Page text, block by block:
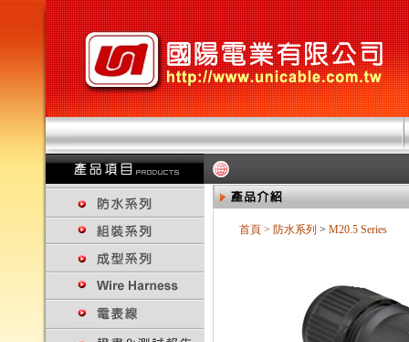
首頁 > 防水系列 > M20.5 Series